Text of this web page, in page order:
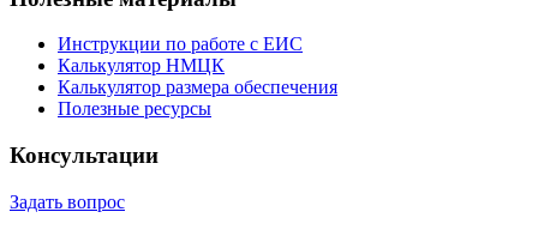
Инструкции по работе с ЕИС
Калькулятор НМЦК
Калькулятор размера обеспечения
Полезные ресурсы
Консультации
Задать вопрос